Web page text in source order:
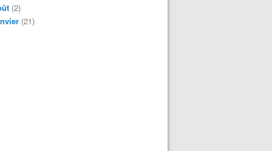
(2)
(21)